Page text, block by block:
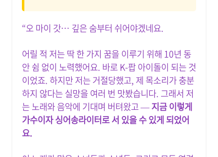
“오 마이 갓… 깊은 숨부터 쉬어야겠네요.
어릴 적 저는 딱 한 가지 꿈을 이루기 위해 10년 동
안 쉼 없이 노력했어요. 바로 K-팝 아이돌이 되는 것
이었죠. 하지만 저는 거절당했고, 제 목소리가 충분
하지 않다는 실망을 여러 번 맛봤습니다. 그래서 저
는 노래와 음악에 기대며 버텨왔고 —지금 이렇게
가수이자 싱어송라이터로 서 있을 수 있게 되었어
요.